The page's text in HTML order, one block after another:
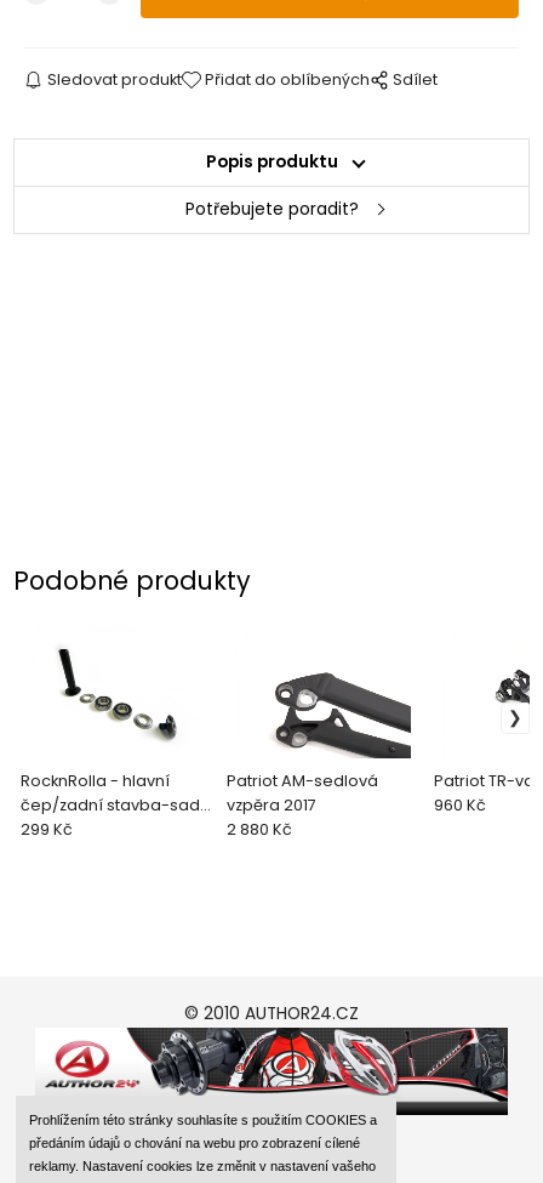
Prohlížením této stránky souhlasíte s použitím COOKIES a
předáním údajů o chování na webu pro zobrazení cílené
reklamy. Nastavení cookies lze změnit v nastavení vašeho
Sledovat produkt Přidat do oblíbených Sdílet
Popis produktu
Potřebujete poradit?
Podobné produkty
RocknRolla - hlavní
čep/zadní stavba-sada
2011
299 Kč
Patriot AM-sedlová
vzpěra 2017
2 880 Kč
Patriot TR-
960 Kč
© 2010 AUTHOR24.CZ